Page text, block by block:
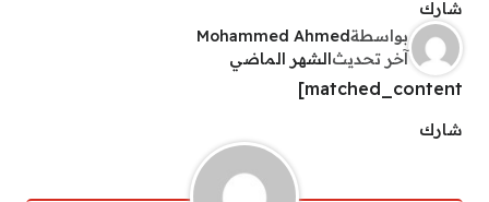
شارك
بواسطةMohammed Ahmed
آخر تحديثالشهر الماضي
matched_content]
شارك